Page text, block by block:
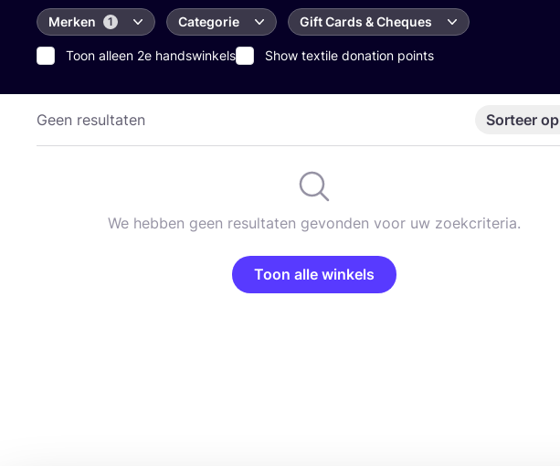
Merken
1 Categorie Gift Cards & Cheques
Toon alleen 2e handswinkels Show textile donation points
Geen resultaten Sorteer op
We hebben geen resultaten gevonden voor uw zoekcriteria.
Toon alle winkels